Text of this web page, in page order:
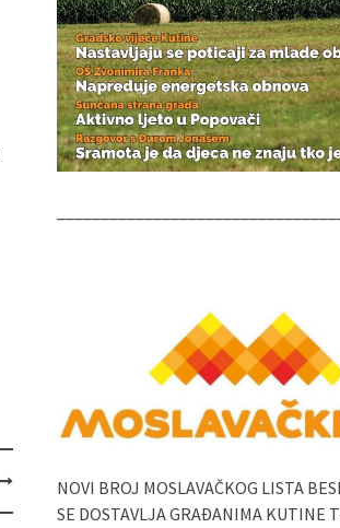
NOVI BROJ MOSLAVAČKOG LISTA
SE DOSTAVLJA GRAĐANIMA KUTINE